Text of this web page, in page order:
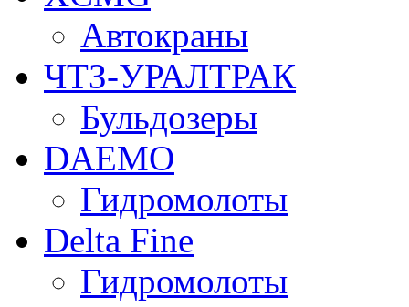
Автокраны
ЧТЗ-УРАЛТРАК
Бульдозеры
DAEMO
Гидромолоты
Delta Fine
Гидромолоты